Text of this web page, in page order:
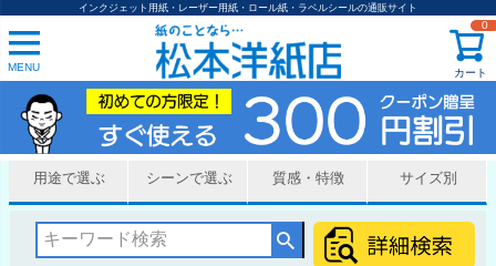
インクジェット用紙・レーザー用紙・ロール紙・ラベルシールの通販サイト
MENU カート
0
用途で選ぶ シーンで選ぶ 質感・特徴 サイズ別